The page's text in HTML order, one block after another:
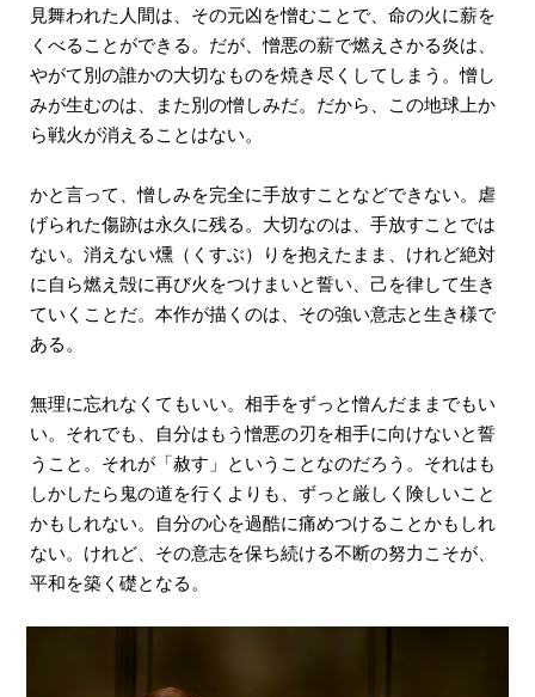
見舞われた人間は、その元凶を憎むことで、命の火に薪を
くべることができる。だが、憎悪の薪で燃えさかる炎は、
やがて別の誰かの大切なものを焼き尽くしてしまう。憎し
みが生むのは、また別の憎しみだ。だから、この地球上か
ら戦火が消えることはない。
かと言って、憎しみを完全に手放すことなどできない。虐
げられた傷跡は永久に残る。大切なのは、手放すことでは
ない。消えない燻（くすぶ）りを抱えたまま、けれど絶対
に自ら燃え殻に再び火をつけまいと誓い、己を律して生き
ていくことだ。本作が描くのは、その強い意志と生き様で
ある。
無理に忘れなくてもいい。相手をずっと憎んだままでもい
い。それでも、自分はもう憎悪の刃を相手に向けないと誓
うこと。それが「赦す」ということなのだろう。それはも
しかしたら鬼の道を行くよりも、ずっと厳しく険しいこと
かもしれない。自分の心を過酷に痛めつけることかもしれ
ない。けれど、その意志を保ち続ける不断の努力こそが、
平和を築く礎となる。